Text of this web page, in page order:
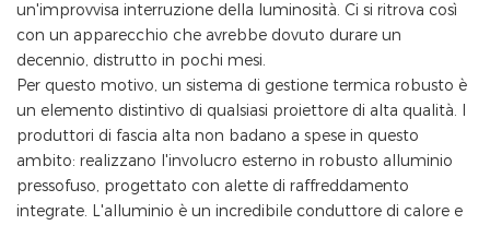
un'improvvisa interruzione della luminosità. Ci si ritrova così
con un apparecchio che avrebbe dovuto durare un
decennio, distrutto in pochi mesi.
Per questo motivo, un sistema di gestione termica robusto è
un elemento distintivo di qualsiasi proiettore di alta qualità. I ​​
produttori di fascia alta non badano a spese in questo
ambito: realizzano l'involucro esterno in robusto alluminio
pressofuso, progettato con alette di raffreddamento
integrate. L'alluminio è un incredibile conduttore di calore e